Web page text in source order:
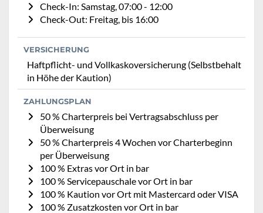
Check-In: Samstag, 07:00 - 12:00
Check-Out: Freitag, bis 16:00
VERSICHERUNG
Haftpflicht- und Vollkaskoversicherung (Selbstbehalt
in Höhe der Kaution)
ZAHLUNGSPLAN
50 % Charterpreis bei Vertragsabschluss per
Überweisung
50 % Charterpreis 4 Wochen vor Charterbeginn
per Überweisung
100 % Extras vor Ort in bar
100 % Servicepauschale vor Ort in bar
100 % Kaution vor Ort mit Mastercard oder VISA
100 % Zusatzkosten vor Ort in bar